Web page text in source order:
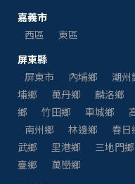
嘉義市
西區
東區
屏東縣
屏東市
內埔鄉 潮州
埔鄉
萬丹鄉 麟洛鄉
鄉
竹田鄉 車城鄉
南州鄉
林邊鄉 春日
武鄉
里港鄉 三地門鄉
臺鄉
萬巒鄉